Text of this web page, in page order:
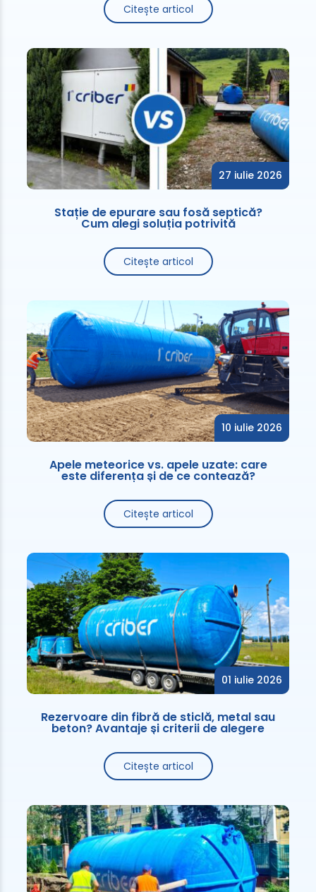
Citește articol
27 iulie 2026
Stație de epurare sau fosă septică?
Cum alegi soluția potrivită
Citește articol
10 iulie 2026
Apele meteorice vs. apele uzate: care
este diferența și de ce contează?
Citește articol
01 iulie 2026
Rezervoare din fibră de sticlă, metal sau
beton? Avantaje și criterii de alegere
Citește articol